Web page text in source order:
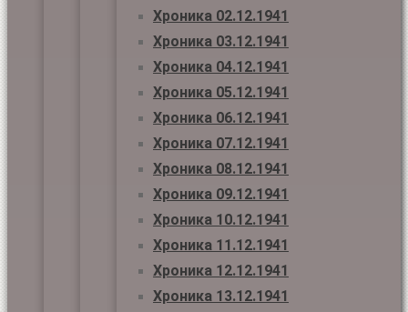
Хроника 02.12.1941
Хроника 03.12.1941
Хроника 04.12.1941
Хроника 05.12.1941
Хроника 06.12.1941
Хроника 07.12.1941
Хроника 08.12.1941
Хроника 09.12.1941
Хроника 10.12.1941
Хроника 11.12.1941
Хроника 12.12.1941
Хроника 13.12.1941